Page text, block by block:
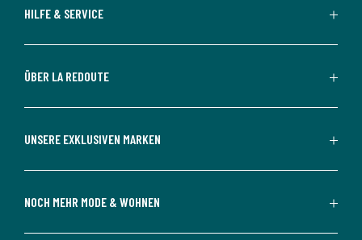
HILFE & SERVICE
ÜBER LA REDOUTE
UNSERE EXKLUSIVEN MARKEN
NOCH MEHR MODE & WOHNEN